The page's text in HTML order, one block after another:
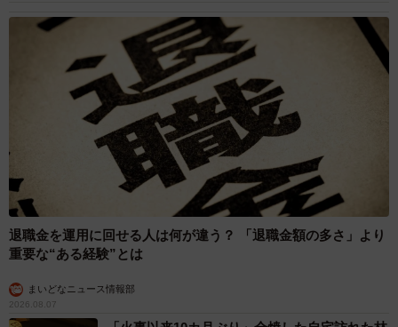
退職金を運用に回せる人は何が違う？ 「退職金額の多さ」より
重要な“ある経験”とは
まいどなニュース情報部
2026.08.07